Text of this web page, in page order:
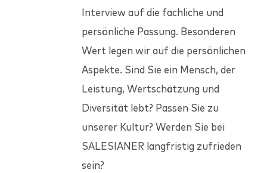
Interview auf die fachliche und
persönliche Passung. Besonderen
Wert legen wir auf die persönlichen
Aspekte. Sind Sie ein Mensch, der
Leistung, Wertschätzung und
Diversität lebt? Passen Sie zu
unserer Kultur? Werden Sie bei
SALESIANER langfristig zufrieden
sein?